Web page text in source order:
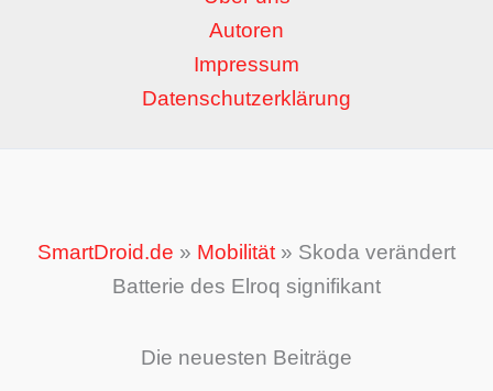
Autoren
Impressum
Datenschutzerklärung
SmartDroid.de » Mobilität» Skoda verändert
Batterie des Elroq signifikant
Die neuesten Beiträge